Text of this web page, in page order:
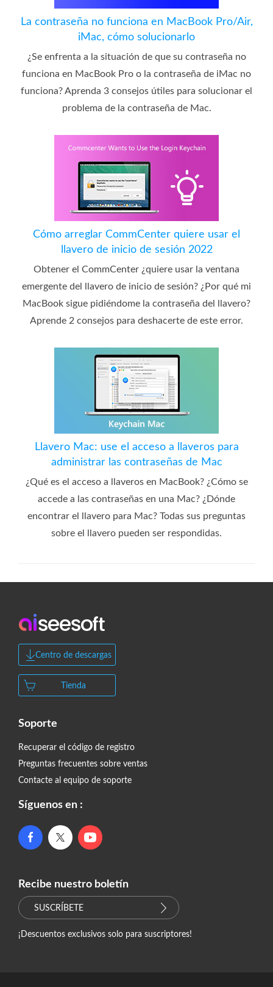
La contraseña no funciona en MacBook Pro/Air,
iMac, cómo solucionarlo
¿Se enfrenta a la situación de que su contraseña no
funciona en MacBook Pro o la contraseña de iMac no
funciona? Aprenda 3 consejos útiles para solucionar el
problema de la contraseña de Mac.
Cómo arreglar CommCenter quiere usar el
llavero de inicio de sesión 2022
Obtener el CommCenter ¿quiere usar la ventana
emergente del llavero de inicio de sesión? ¿Por qué mi
MacBook sigue pidiéndome la contraseña del llavero?
Aprende 2 consejos para deshacerte de este error.
Llavero Mac: use el acceso a llaveros para
administrar las contraseñas de Mac
¿Qué es el acceso a llaveros en MacBook? ¿Cómo se
accede a las contraseñas en una Mac? ¿Dónde
encontrar el llavero para Mac? Todas sus preguntas
sobre el llavero pueden ser respondidas.
Centro de descargas
Tienda
Soporte
Recuperar el código de registro
Preguntas frecuentes sobre ventas
Contacte al equipo de soporte
Síguenos en :
Recibe nuestro boletín
SUSCRÍBETE
¡Descuentos exclusivos solo para suscriptores!